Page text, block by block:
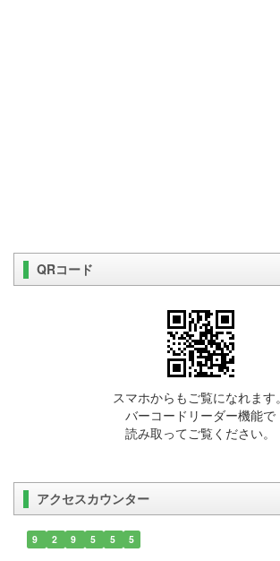
QRコード
スマホからもご覧になれます。
バーコードリーダー機能で
読み取ってご覧ください。
アクセスカウンター
9 2 9 5 5 5